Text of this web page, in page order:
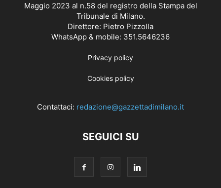
Maggio 2023 al n.58 del registro della Stampa del
Tribunale di Milano.
Direttore: Pietro Pizzolla
WhatsApp & mobile: 351.5646236
Privacy policy
Cookies policy
Contattaci: redazione@gazzettadimilano.it
SEGUICI SU